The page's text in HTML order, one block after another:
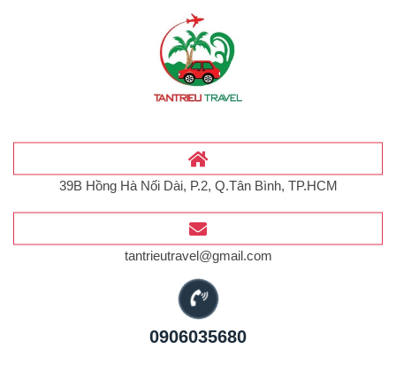
39B Hồng Hà Nối Dài, P.2, Q.Tân Bình, TP.HCM
tantrieutravel@gmail.com
0906035680